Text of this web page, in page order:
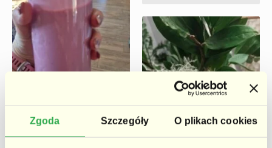
Zgoda Szczegóły O plikach cookies
plenerze.Lekki a
jednocześnie o b.duzej
mocy.Radzi sobie
dosłownie ze
wszystkim. Bardzo
estetyczny wygląd i
łatwy w obsłudze.
Jestem bardzo
zadowolona